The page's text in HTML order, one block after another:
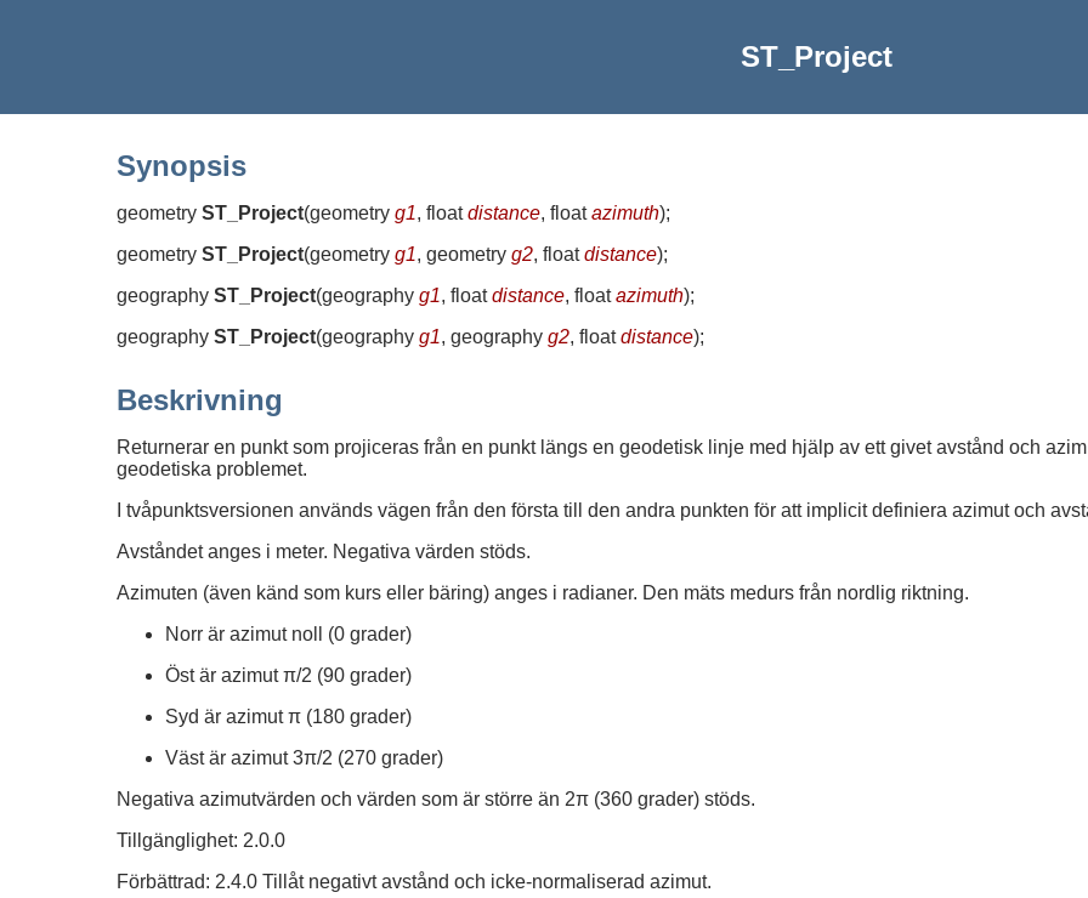
ST_Project
Synopsis
geometry ST_Project(geometry g1, floatdistance, floatazimuth);
geometry ST_Project(geometry g1, geometry g2, floatdistance);
geography ST_Project(geography g1, floatdistance, floatazimuth);
geography ST_Project(geography g1, geography g2, floatdistance);
Beskrivning
Returnerar en punkt som projiceras från en punkt längs en geodetisk linje med hjälp av ett givet avstånd och
geodetiska problemet.
I tvåpunktsversionen används vägen från den första till den andra punkten för att implicit definiera azimut och
Avståndet anges i meter. Negativa värden stöds.
Azimuten (även känd som kurs eller bäring) anges i radianer. Den mäts medurs från nordlig riktning.
Norr är azimut noll (0 grader)
Öst är azimut π/2 (90 grader)
Syd är azimut π (180 grader)
Väst är azimut 3π/2 (270 grader)
Negativa azimutvärden och värden som är större än 2π (360 grader) stöds.
Tillgänglighet: 2.0.0
Förbättrad: 2.4.0 Tillåt negativt avstånd och icke-normaliserad azimut.